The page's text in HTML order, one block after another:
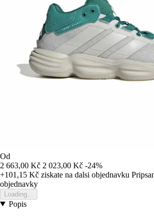
Od
2 663,00 Kč 2 023,00 Kč -24%
+101,15 Kč ziskate na dalsi objednavku
objednavky
Loading...
Popis